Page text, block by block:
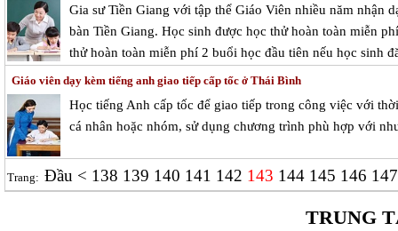
Gia sư Tiền Giang với tập thể Giáo Viên nhiều năm nhận
bàn Tiền Giang. Học sinh được học thử hoàn toàn miễn
thử hoàn toàn miễn phí 2 buổi học đầu tiên nếu học sinh
Giáo viên dạy kèm tiếng anh giao tiếp cấp tốc ở Thái Bình
Học tiếng Anh cấp tốc để giao tiếp trong công việc với
cá nhân hoặc nhóm, sử dụng chương trình phù hợp với
Trang: Đầu < 138 139 140 141 142 143 144 145 146
TRUNG